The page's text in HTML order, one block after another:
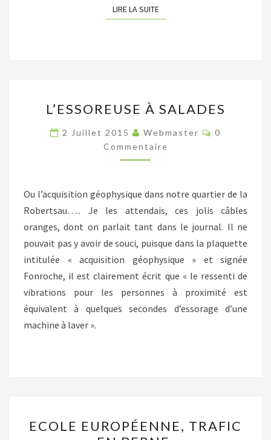
LIRE LA SUITELIRE LA SUITE
À
SALADES
L’ESSOREUSE À SALADES
2 Juillet 2015 Webmaster
0
Commentaire
Ou l’acquisition géophysique dans notre quartier de la
Robertsau….. Je les attendais, ces jolis câbles
oranges, dont on parlait tant dans le journal. Il ne
pouvait pas y avoir de souci, puisque dans la plaquette
intitulée « acquisition géophysique » et signée
Fonroche, il est clairement écrit que « le ressenti de
vibrations pour les personnes à proximité est
équivalent à quelques secondes d’essorage d’une
machine à laver ».
EUROPÉENNE,
ECOLE EUROPÉENNE, TRAFIC